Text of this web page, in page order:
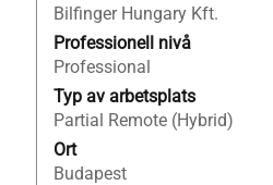
Bilfinger Hungary Kft.
Professionell nivå
Professional
Typ av arbetsplats
Partial Remote (Hybrid)
Ort
Budapest
för
att
visa
allt
innehåll
i
jobbeskrivningen.